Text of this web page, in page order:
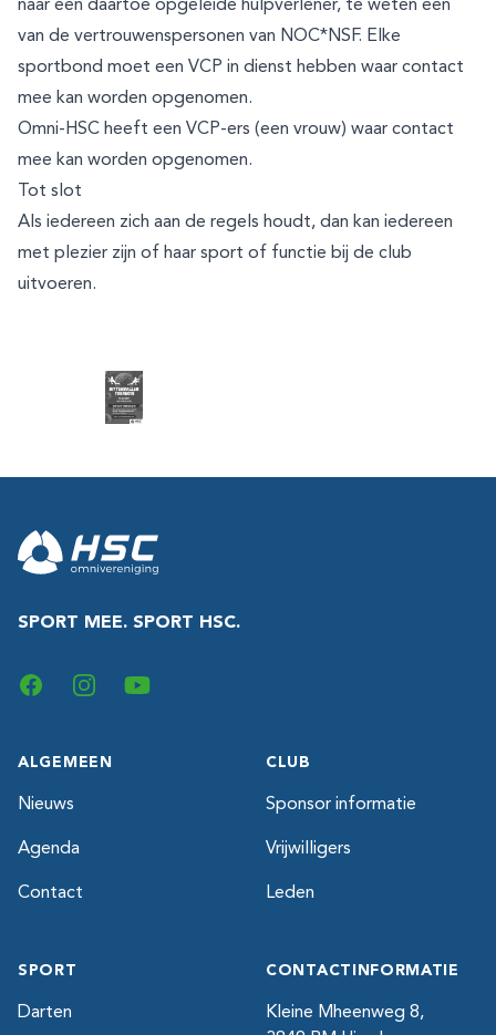
naar een daartoe opgeleide hulpverlener, te weten een
van de vertrouwenspersonen van NOC*NSF. Elke
sportbond moet een VCP in dienst hebben waar contact
mee kan worden opgenomen.
Omni-HSC heeft een VCP-ers (een vrouw) waar contact
mee kan worden opgenomen.
Tot slot
Als iedereen zich aan de regels houdt, dan kan iedereen
met plezier zijn of haar sport of functie bij de club
uitvoeren.
SPORT MEE. SPORT HSC.
FacebookInstagramYouTube
ALGEMEEN
Nieuws
Agenda
Contact
SPORT
Darten
CLUB
Sponsor informatie
Vrijwilligers
Leden
CONTACTINFORMATIE
Kleine Mheenweg 8,